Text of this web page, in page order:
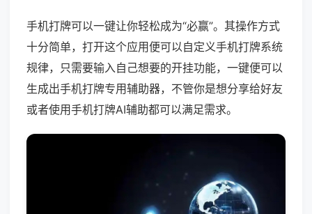
手机打牌可以一键让你轻松成为“必赢”。其操作方式
十分简单，打开这个应用便可以自定义手机打牌系统
规律，只需要输入自己想要的开挂功能，一键便可以
生成出手机打牌专用辅助器，不管你是想分享给好友
或者使用手机打牌AI辅助都可以满足需求。